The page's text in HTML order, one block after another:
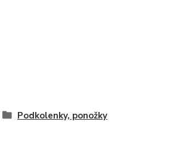
Podkolenky, ponožky